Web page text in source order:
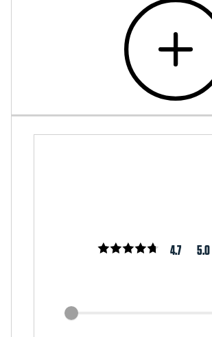
4.7 5.0